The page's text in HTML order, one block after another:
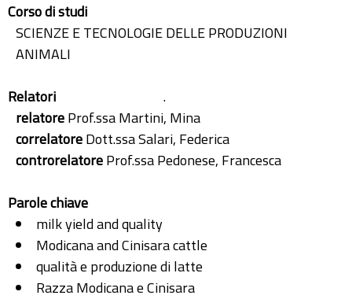
Corso di studi
SCIENZE E TECNOLOGIE DELLE PRODUZIONI
ANIMALI
Relatori
.
relatoreProf.ssa Martini, Mina
correlatoreDott.ssa Salari, Federica
controrelatoreProf.ssa Pedonese, Francesca
Parole chiave
milk yield and quality
Modicana and Cinisara cattle
qualità e produzione di latte
Razza Modicana e Cinisara